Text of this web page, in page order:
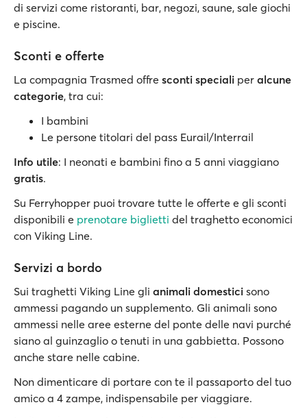
di servizi come ristoranti, bar, negozi, saune, sale giochi
e piscine.
Sconti e offerte
La compagnia Trasmed offre sconti speciali per alcune
categorie, tra cui:
I bambini
Le persone titolari del pass Eurail/Interrail
Info utile: I neonati e bambini fino a 5 anni viaggiano
gratis.
Su Ferryhopper puoi trovare tutte le offerte e gli sconti
disponibili e prenotare biglietti del traghetto economici
con Viking Line.
Servizi a bordo
Sui traghetti Viking Line gli animali domestici sono
ammessi pagando un supplemento. Gli animali sono
ammessi nelle aree esterne del ponte delle navi purché
siano al guinzaglio o tenuti in una gabbietta. Possono
anche stare nelle cabine.
Non dimenticare di portare con te il passaporto del tuo
amico a 4 zampe, indispensabile per viaggiare.